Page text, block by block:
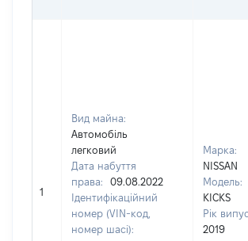
1
Вид майна:
Автомобіль
легковий
Дата набуття
права:
09.08.2022
Ідентифікаційний
номер (VIN-код,
номер шасі):
Марка:
NISSAN
Модель:
KICKS
Рік
2019